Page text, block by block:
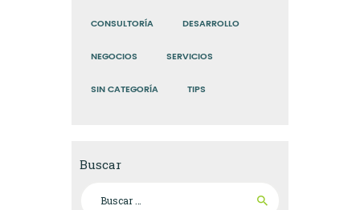
CONSULTORÍA DESARROLLO
NEGOCIOS SERVICIOS
SIN CATEGORÍA TIPS
Buscar